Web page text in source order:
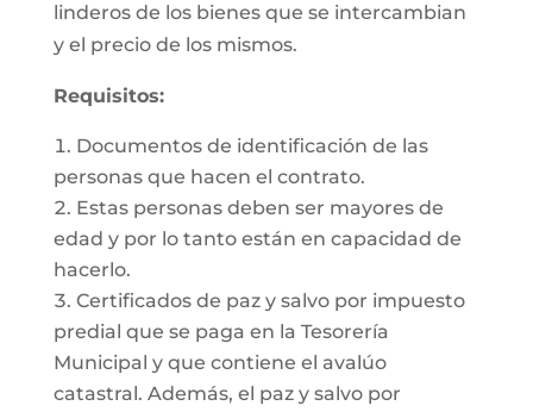
linderos de los bienes que se intercambian
y el precio de los mismos.
Requisitos:
Documentos de identificación de las
personas que hacen el contrato.
Estas personas deben ser mayores de
edad y por lo tanto están en capacidad de
hacerlo.
Certificados de paz y salvo por impuesto
predial que se paga en la Tesorería
Municipal y que contiene el avalúo
catastral. Además, el paz y salvo por